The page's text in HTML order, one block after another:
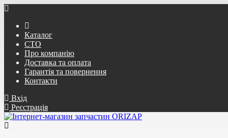
Каталог
СТО
Про компанію
Доставка та оплата
Гарантія та повернення
Контакти
Вхід
Реєстрація